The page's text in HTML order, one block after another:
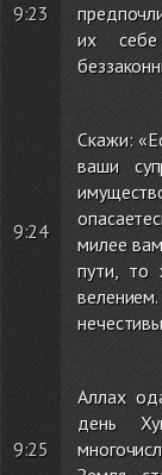
9:23
их
9:24
Скажи:
ваши
милее
пути, то
9:25
Аллах
день